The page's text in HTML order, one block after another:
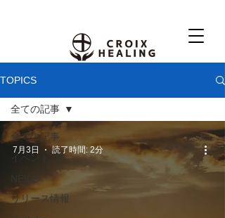
TOPICS
全ての記事
イベント
NEWS
リリース情報
全ての記事
7月3日 読了時間: 2分